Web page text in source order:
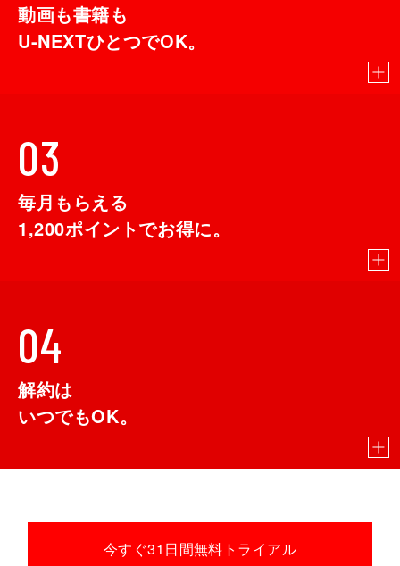
動画も書籍も
U-NEXTひとつでOK。
03
毎月もらえる
1,200ポイントでお得に。
04
解約は
いつでもOK。
今すぐ31日間無料トライアル